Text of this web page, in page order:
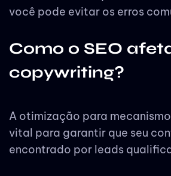
você pode evitar os erros
Como o SEO
copywriting?
A otimização para
vital para garantir que seu
encontrado por leads